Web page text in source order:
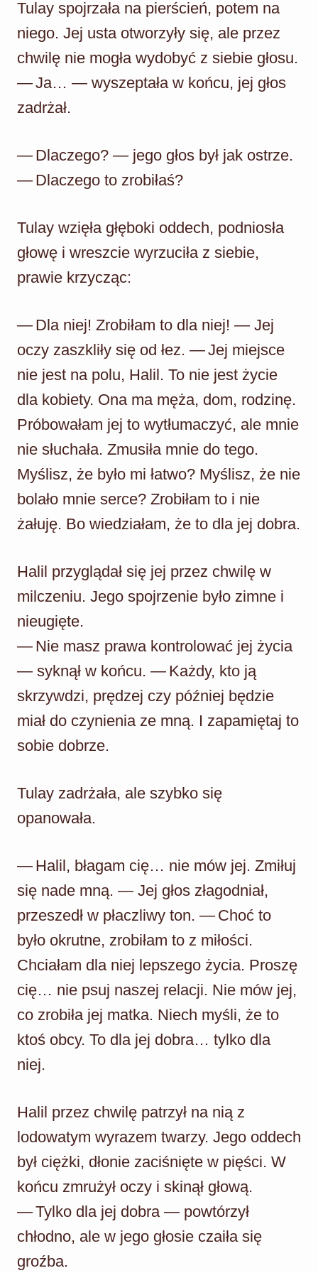
Tulay spojrzała na pierścień, potem na
niego. Jej usta otworzyły się, ale przez
chwilę nie mogła wydobyć z siebie głosu.
— Ja… — wyszeptała w końcu, jej głos
zadrżał.
— Dlaczego? — jego głos był jak ostrze.
— Dlaczego to zrobiłaś?
Tulay wzięła głęboki oddech, podniosła
głowę i wreszcie wyrzuciła z siebie,
prawie krzycząc:
— Dla niej! Zrobiłam to dla niej! — Jej
oczy zaszkliły się od łez. — Jej miejsce
nie jest na polu, Halil. To nie jest życie
dla kobiety. Ona ma męża, dom, rodzinę.
Próbowałam jej to wytłumaczyć, ale mnie
nie słuchała. Zmusiła mnie do tego.
Myślisz, że było mi łatwo? Myślisz, że nie
bolało mnie serce? Zrobiłam to i nie
żałuję. Bo wiedziałam, że to dla jej dobra.
Halil przyglądał się jej przez chwilę w
milczeniu. Jego spojrzenie było zimne i
nieugięte.
— Nie masz prawa kontrolować jej życia
— syknął w końcu. — Każdy, kto ją
skrzywdzi, prędzej czy później będzie
miał do czynienia ze mną. I zapamiętaj to
sobie dobrze.
Tulay zadrżała, ale szybko się
opanowała.
— Halil, błagam cię… nie mów jej. Zmiłuj
się nade mną. — Jej głos złagodniał,
przeszedł w płaczliwy ton. — Choć to
było okrutne, zrobiłam to z miłości.
Chciałam dla niej lepszego życia. Proszę
cię… nie psuj naszej relacji. Nie mów jej,
co zrobiła jej matka. Niech myśli, że to
ktoś obcy. To dla jej dobra… tylko dla
niej.
Halil przez chwilę patrzył na nią z
lodowatym wyrazem twarzy. Jego oddech
był ciężki, dłonie zaciśnięte w pięści. W
końcu zmrużył oczy i skinął głową.
— Tylko dla jej dobra — powtórzył
chłodno, ale w jego głosie czaiła się
groźba.